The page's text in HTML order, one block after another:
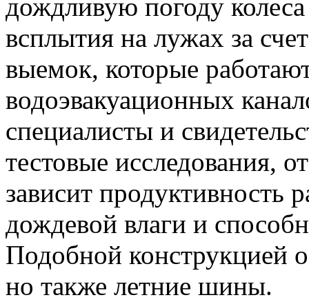
дождливую погоду
всплытия на лужах за
выемок, которые
водоэвакуационных
специалисты и
тестовые исследования,
зависит продуктивность
дождевой влаги и
Подобной конструкцией
но также летние шины.